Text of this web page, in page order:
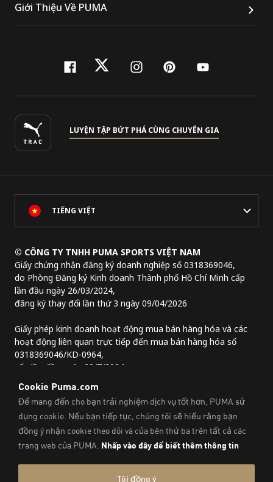
Giới Thiệu Về PUMA
facebook
twitterinstagram
pinterest
youtube
LUYỆN TẬP BỨT PHÁ CÙNG CHUYÊN GIA
TIẾNG VIỆT
© CÔNG TY TNHH PUMA SPORTS VIỆT NAM
Giấy chứng nhận đăng ký doanh nghiệp số 0318369046,
do Phòng Đăng ký Kinh doanh Thành phố Hồ Chí Minh cấp
lần đầu ngày 26/03/2024,
đăng ký thay đổi lần thứ 3 ngày 09/04/2026
Giấy phép kinh doanh hoạt động mua bán hàng hóa và các
hoạt động liên quan trực tiếp đến mua bán hàng hóa số
0318369046/KD-0964,
cấp lần đầu ngày 22/7/2024.
Lầu 2, tòa nhà Lim Tower 3,
số 29A đường Nguyễn Đình Chiểu,
Phường Sài Gòn, Thành phố Hồ Chí Minh, Việt Nam
Thông Tin Pháp Lý Và Thông Tin Liên Hệ